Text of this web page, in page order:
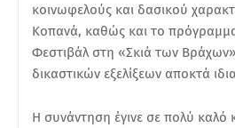
κοινωφελούς και δασικού
Κοπανά, καθώς και το
Φεστιβάλ στη «Σκιά των
δικαστικών εξελίξεων αποκτά
Η συνάντηση έγινε σε πολύ καλό